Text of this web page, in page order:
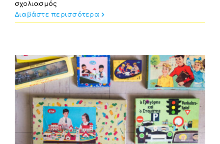
σχολιασμός
ΟΔΥΣΣΕΙΑ…
η
Διαβάστε περισσότερα